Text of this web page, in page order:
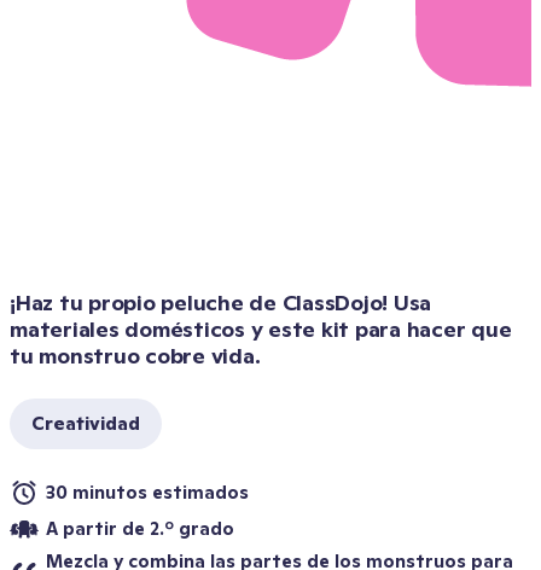
¡Haz tu propio peluche de ClassDojo! Usa
materiales domésticos y este kit para hacer que
tu monstruo cobre vida.
Creatividad
30 minutos estimados
A partir de 2.º grado
Mezcla y combina las partes de los monstruos para